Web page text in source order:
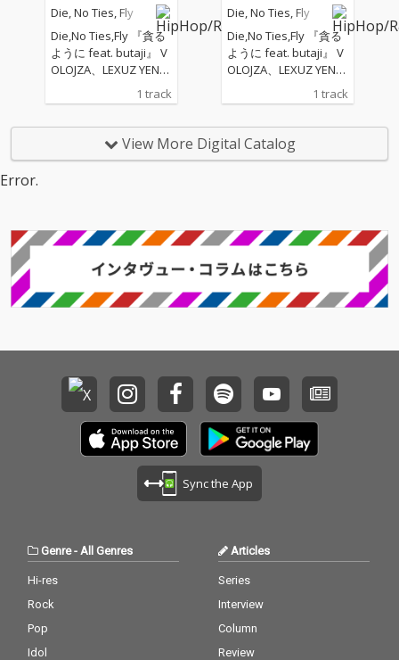
Die, No Ties, Fly
Die,No Ties,Fly 『貪る
ように feat. butaji』 V
OLOJZA、LEXUZ YEN、
poivreからなるオルタ
ナティブHIPHIOPユニ
y"が年内発表予定の1st
アルバムから先行シン
おいて、長崎県佐世保
vre(ポワブル)がラッパ
ーのVOLOJZAとLEXUZ
YENに共作を提案した
年の2021年には2nd EP
『FLY』を発表。 生活
におけるネガとポジ、
抑圧と解放を対比しつ
つ、あくまでも「日常
の延長線上にある音
楽」をテーマに制作す
る。 また、各メンバー
のない幅広いアプロー
チを追求している。 ア
ルバムからの先行シン
に』は、昨年話題にな
1 track
Die, No Ties, Fly
Die,No Ties,Fly 『貪る
ように feat. butaji』 V
OLOJZA、LEXUZ YEN、
poivreからなるオルタ
ナティブHIPHIOPユニ
y"が年内発表予定の1st
アルバムから先行シン
おいて、長崎県佐世保
vre(ポワブル)がラッパ
ーのVOLOJZAとLEXUZ
YENに共作を提案した
年の2021年には2nd EP
『FLY』を発表。 生活
におけるネガとポジ、
抑圧と解放を対比しつ
つ、あくまでも「日常
の延長線上にある音
楽」をテーマに制作す
る。 また、各メンバー
のない幅広いアプロー
チを追求している。 ア
ルバムからの先行シン
に』は、昨年話題にな
ったドラマ「エルピ
ス」や「大豆田とわ子
1 track
View More Digital Catalog
Error.
Sync the App
Genre- All Genres
Hi-res
Rock
Pop
Idol
Articles
Series
Interview
Column
Review